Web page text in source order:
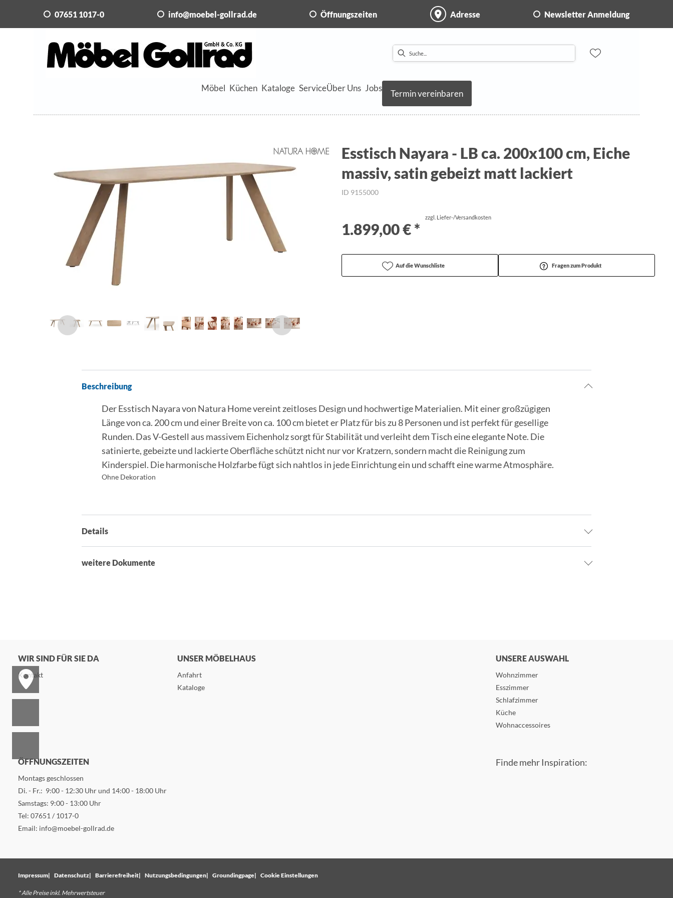
07651 1017-0 info@moebel-gollrad.de Öffnungszeiten Adresse Newsletter Anmeldung
Möbel Küchen Kataloge ServiceÜber Uns Jobs
Termin vereinbaren
Esstisch Nayara - LB ca. 200x100 cm, Eiche
massiv, satin gebeizt matt lackiert
ID 9155000
1.899,00 € *
zzgl. Liefer-/Versandkosten
Auf die Wunschliste Fragen zum Produkt
Beschreibung
Der Esstisch Nayara von Natura Home vereint zeitloses Design und hochwertige Materialien. Mit einer großzügigen
Länge von ca. 200 cm und einer Breite von ca. 100 cm bietet er Platz für bis zu 8 Personen und ist perfekt für gesellige
Runden. Das V-Gestell aus massivem Eichenholz sorgt für Stabilität und verleiht dem Tisch eine elegante Note. Die
satinierte, gebeizte und lackierte Oberfläche schützt nicht nur vor Kratzern, sondern macht die Reinigung zum
Kinderspiel. Die harmonische Holzfarbe fügt sich nahtlos in jede Einrichtung ein und schafft eine warme Atmosphäre.
Ohne Dekoration
Details
weitere Dokumente
WIR SIND FÜR SIE DA
Kontakt
UNSER MÖBELHAUS
Anfahrt
Kataloge
UNSERE AUSWAHL
Wohnzimmer
Esszimmer
Schlafzimmer
Küche
Wohnaccessoires
ÖFFNUNGSZEITEN
Montags geschlossen
Di. - Fr.: 9:00 - 12:30 Uhr und 14:00 - 18:00 Uhr
Samstags: 9:00 - 13:00 Uhr
Tel: 07651 / 1017-0
Email: info@moebel-gollrad.de
Finde mehr Inspiration:
Impressum Datenschutz Barrierefreiheit Nutzungsbedingungen Groundingpage Cookie Einstellungen
* Alle Preise inkl. Mehrwertsteuer